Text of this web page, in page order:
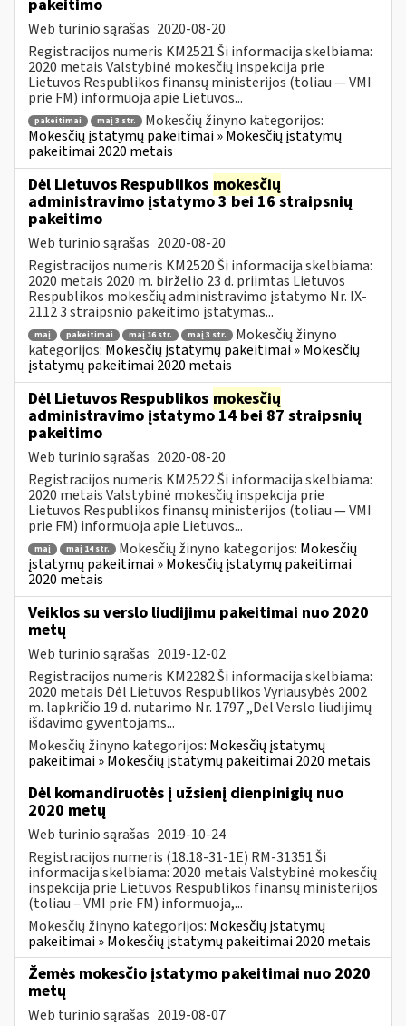
pakeitimo
Web turinio sąrašas 2020-08-20
Registracijos numeris KM2521 Ši informacija skelbiama:
2020 metais Valstybinė mokesčių inspekcija prie
Lietuvos Respublikos finansų ministerijos (toliau — VMI
prie FM) informuoja apie Lietuvos...
pakeitimai maį 3 str.
Mokesčių žinyno kategorijos:
Mokesčių įstatymų pakeitimai » Mokesčių įstatymų
pakeitimai 2020 metais
Dėl Lietuvos Respublikos mokesčių
administravimo įstatymo 3 bei 16 straipsnių
pakeitimo
Web turinio sąrašas 2020-08-20
Registracijos numeris KM2520 Ši informacija skelbiama:
2020 metais 2020 m. birželio 23 d. priimtas Lietuvos
Respublikos mokesčių administravimo įstatymo Nr. IX-
2112 3 straipsnio pakeitimo įstatymas...
maį pakeitimai maį 16 str. maį 3 str.
Mokesčių žinyno
kategorijos: Mokesčių įstatymų pakeitimai » Mokesčių
įstatymų pakeitimai 2020 metais
Dėl Lietuvos Respublikos mokesčių
administravimo įstatymo 14 bei 87 straipsnių
pakeitimo
Web turinio sąrašas 2020-08-20
Registracijos numeris KM2522 Ši informacija skelbiama:
2020 metais Valstybinė mokesčių inspekcija prie
Lietuvos Respublikos finansų ministerijos (toliau — VMI
prie FM) informuoja apie Lietuvos...
maį maį 14 str. Mokesčių žinyno kategorijos: Mokesčių
įstatymų pakeitimai » Mokesčių įstatymų pakeitimai
2020 metais
Veiklos su verslo liudijimu pakeitimai nuo 2020
metų
Web turinio sąrašas 2019-12-02
Registracijos numeris KM2282 Ši informacija skelbiama:
2020 metais Dėl Lietuvos Respublikos Vyriausybės 2002
m. lapkričio 19 d. nutarimo Nr. 1797 „Dėl Verslo liudijimų
išdavimo gyventojams...
Mokesčių žinyno kategorijos: Mokesčių įstatymų
pakeitimai » Mokesčių įstatymų pakeitimai 2020 metais
Dėl komandiruotės į užsienį dienpinigių nuo
2020 metų
Web turinio sąrašas 2019-10-24
Registracijos numeris (18.18-31-1E) RM-31351 Ši
informacija skelbiama: 2020 metais Valstybinė mokesčių
inspekcija prie Lietuvos Respublikos finansų ministerijos
(toliau – VMI prie FM) informuoja,...
Mokesčių žinyno kategorijos: Mokesčių įstatymų
pakeitimai » Mokesčių įstatymų pakeitimai 2020 metais
Žemės mokesčio įstatymo pakeitimai nuo 2020
metų
Web turinio sąrašas 2019-08-07